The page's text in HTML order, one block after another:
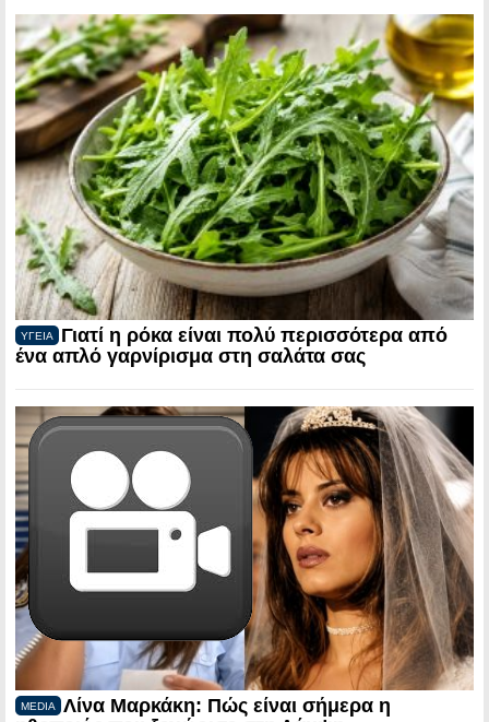
ΥΓΕΙΑ
Γιατί η ρόκα είναι πολύ περισσότερα από
ένα απλό γαρνίρισμα στη σαλάτα σας
MEDIA
Λίνα Μαρκάκη: Πώς είναι σήμερα η